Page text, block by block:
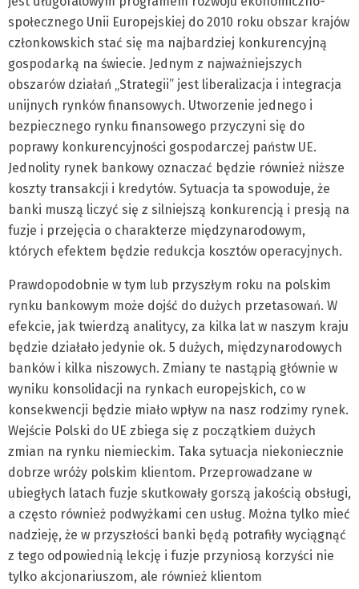
społecznego Unii Europejskiej do 2010 roku obszar krajów
członkowskich stać się ma najbardziej konkurencyjną
gospodarką na świecie. Jednym z najważniejszych
obszarów działań „Strategii” jest liberalizacja i integracja
unijnych rynków finansowych. Utworzenie jednego i
bezpiecznego rynku finansowego przyczyni się do
poprawy konkurencyjności gospodarczej państw UE.
Jednolity rynek bankowy oznaczać będzie również niższe
koszty transakcji i kredytów. Sytuacja ta spowoduje, że
banki muszą liczyć się z silniejszą konkurencją i presją na
fuzje i przejęcia o charakterze międzynarodowym,
których efektem będzie redukcja kosztów operacyjnych.
Prawdopodobnie w tym lub przyszłym roku na polskim
rynku bankowym może dojść do dużych przetasowań. W
efekcie, jak twierdzą analitycy, za kilka lat w naszym kraju
będzie działało jedynie ok. 5 dużych, międzynarodowych
banków i kilka niszowych. Zmiany te nastąpią głównie w
wyniku konsolidacji na rynkach europejskich, co w
konsekwencji będzie miało wpływ na nasz rodzimy rynek.
Wejście Polski do UE zbiega się z początkiem dużych
zmian na rynku niemieckim. Taka sytuacja niekoniecznie
dobrze wróży polskim klientom. Przeprowadzane w
ubiegłych latach fuzje skutkowały gorszą jakością obsługi,
a często również podwyżkami cen usług. Można tylko mieć
nadzieję, że w przyszłości banki będą potrafiły wyciągnąć
z tego odpowiednią lekcję i fuzje przyniosą korzyści nie
tylko akcjonariuszom, ale również klientom